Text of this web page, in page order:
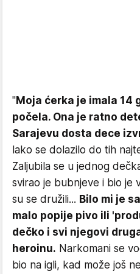
"Moja ćerka je imala 14
počela. Ona je ratno
Sarajevu dosta dece
lako se dolazilo do tih
Zaljubila se u jednog
svirao je bubnjeve i bio je
su se družili... Bilo mi je
malo popije pivo ili
dečko i svi njegovi
heroinu. Narkomani se
bio na igli, kad može još